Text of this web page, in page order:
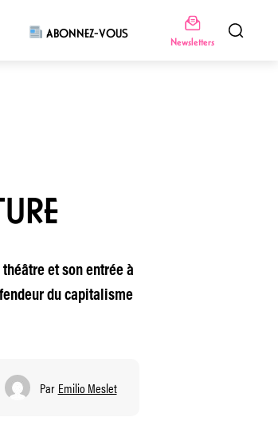
ABONNEZ-VOUS
Newsletters
et son entrée à
du capitalisme
Par Emilio Meslet